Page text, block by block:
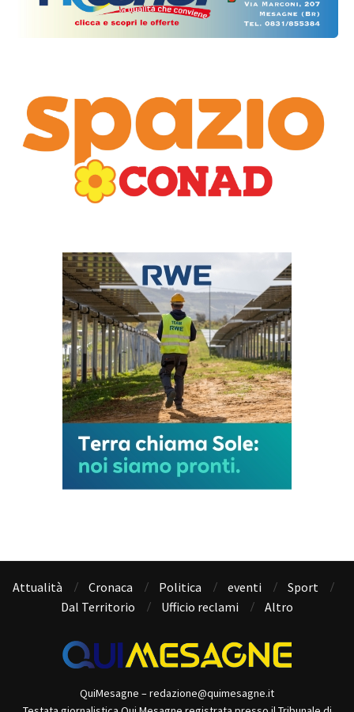
Attualità Cronaca Politica eventi
Sport
Dal Territorio
Ufficio reclami Altro
QuiMesagne – redazione@quimesagne.it